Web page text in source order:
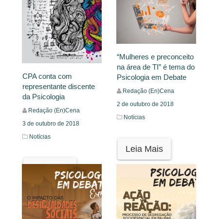
CPA conta com
representante discente
da Psicologia
Redação (En)Cena
3 de outubro de 2018
Notícias
“Mulheres e preconceito
na área de TI” é tema do
Psicologia em Debate
Redação (En)Cena
2 de outubro de 2018
Notícias
Leia Mais